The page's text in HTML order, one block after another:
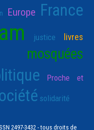
Europe France
justice livres
mosquées
Proche et
solidarité
2497-3432 - tous droits de